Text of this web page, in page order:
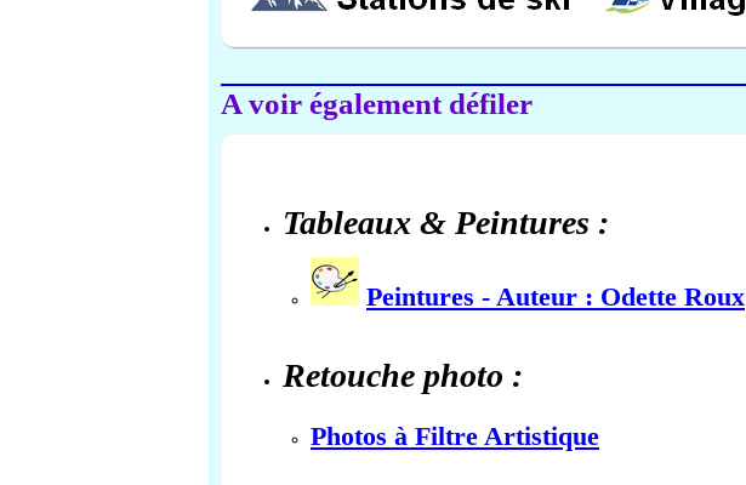
A voir également défiler
Tableaux & Peintures :
Peintures - Auteur : Odette Roux
Retouche photo :
Photos à Filtre Artistique